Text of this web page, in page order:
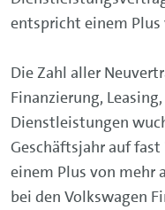
entspricht einem Plus
Die Zahl aller
Finanzierung,
Dienstleistungen
Geschäftsjahr auf
einem Plus von mehr
bei den Volkswagen